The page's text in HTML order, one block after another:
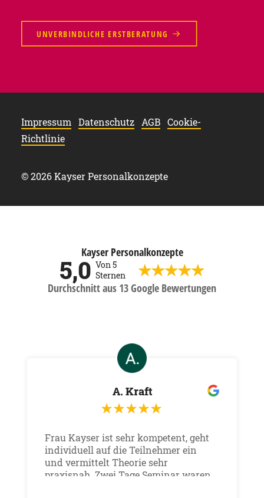
UNVERBINDLICHE ERSTBERATUNG
© 2026 Kayser Personalkonzepte
Impressum Datenschutz AGB Cookie-
Richtlinie
Kayser Personalkonzepte
5,0 Von 5
Sternen
Durchschnitt aus 13 Google Bewertungen
A. Kraft
Frau Kayser ist sehr kompetent, geht
individuell auf die Teilnehmer ein
und vermittelt Theorie sehr
praxisnah. Zwei Tage Seminar waren